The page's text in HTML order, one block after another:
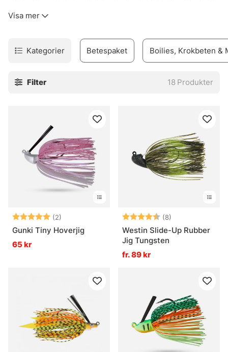
heads. Små skillnader, stor effekt. Valet av huvud styr hur
särskilt när botten inte är snäll.
I dag finns också jigs med sked eller blade framtill, vilket
som behövs när fisket går trögt. Kör dem med en
fiska metodiskt, men ändå ha lite nerv i betet. En rätt rak
kategori, fast ändå full av små finesser.
» Tillbaka till fiskedrag
Vanliga frågor om jigs
Vad är en jig?
Vad är en jig med blade eller sked?
När fungerar jigs bäst?
Visa mer
Kategorier Betespaket Boilies, Krokbeten &
Filter 18 Produkter
Betyg: (2)
5.0 utav 5 stjärnor
Gunki Tiny Hoverjig
65 kr
Betyg: (8)
Westin Slide-Up Rubber
Jig Tungsten
fr. 89 kr